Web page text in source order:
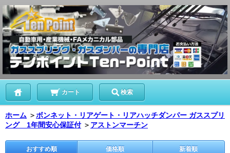
カート 検索
ホーム ＞ボンネット・リアゲート・リアハッチダンパー ガススプリ
ング 1年間安心保証付 ＞ アストンマーチン
おすすめ順 価格順 新着順